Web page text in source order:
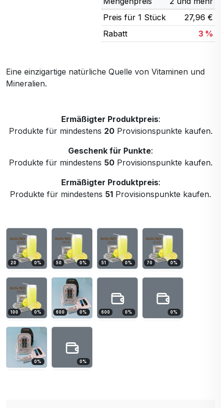
Preis für 1 Stück
27,96 €
Rabatt
3 %
Eine einzigartige natürliche Quelle von Vitaminen und
Mineralien.
Ermäßigter Produktpreis:
Produkte für mindestens 20Provisionspunkte kaufen.
Geschenk für Punkte:
Produkte für mindestens 50Provisionspunkte kaufen.
Ermäßigter Produktpreis:
Produkte für mindestens 51 Provisionspunkte kaufen.
20 0% 50 0% 51 0% 70 0%
100 0% 600 0% 600 0% 0%
0% 0%